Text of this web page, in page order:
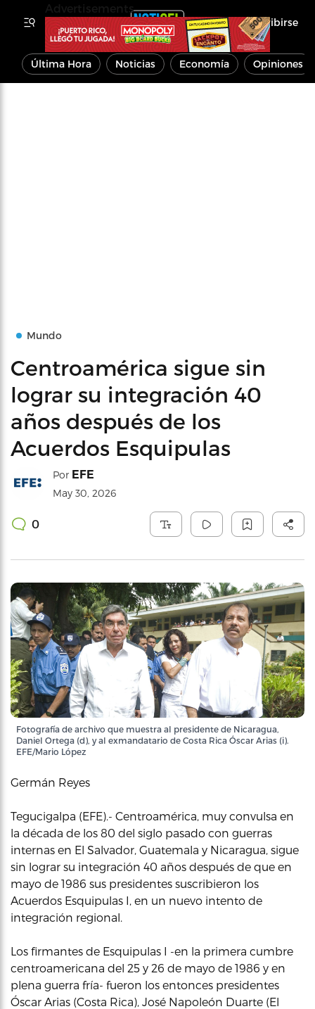
Inscribirse
Última Hora Noticias Economía Opiniones
Mundo
Centroamérica sigue sin
lograr su integración 40
años después de los
Acuerdos Esquipulas
Por EFE
May 30, 2026
0
Fotografía de archivo que muestra al presidente de Nicaragua,
Daniel Ortega (d), y al exmandatario de Costa Rica Óscar Arias (i).
EFE/Mario López
Germán Reyes
Tegucigalpa (EFE).- Centroamérica, muy convulsa en
la década de los 80 del siglo pasado con guerras
internas en El Salvador, Guatemala y Nicaragua, sigue
sin lograr su integración 40 años después de que en
mayo de 1986 sus presidentes suscribieron los
Acuerdos Esquipulas I, en un nuevo intento de
integración regional.
Los firmantes de Esquipulas I -en la primera cumbre
centroamericana del 25 y 26 de mayo de 1986 y en
plena guerra fría- fueron los entonces presidentes
Óscar Arias (Costa Rica), José Napoleón Duarte (El
Advertisements